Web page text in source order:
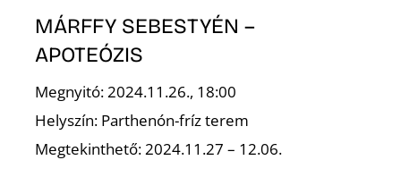
MÁRFFY SEBESTYÉN –
APOTEÓZIS
Megnyitó: 2024.11.26., 18:00
Helyszín: Parthenón-fríz terem
Megtekinthető: 2024.11.27 – 12.06.